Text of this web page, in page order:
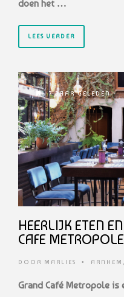
doen het …
LEES VERDER
7 JAAR GELEDEN
HEERLIJK ETEN
CAFE METROPOLE
DOOR MARLIES • ARNHEM ,
Grand Café Metropole is